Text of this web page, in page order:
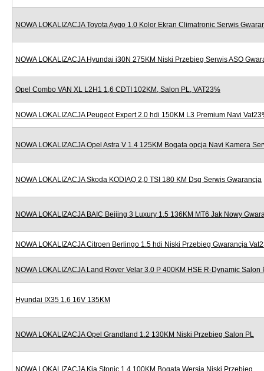
NOWA LOKALIZACJA Toyota Aygo 1.0 Kolor Ekran Climatronic Serwis
NOWA LOKALIZACJA Hyundai i30N 275KM Niski Przebieg Serwis ASO
Opel Combo VAN XL L2H1 1,6 CDTI 102KM, Salon PL, VAT23%
NOWA LOKALIZACJA Peugeot Expert 2.0 hdi 150KM L3 Premium Navi
NOWA LOKALIZACJA Opel Astra V 1.4 125KM Bogata opcja Navi Kamera
NOWA LOKALIZACJA Skoda KODIAQ 2,0 TSI 180 KM Dsg Serwis Gwarancja
NOWA LOKALIZACJA BAIC Beijing 3 Luxury 1.5 136KM MT6 Jak Nowy
NOWA LOKALIZACJA Citroen Berlingo 1.5 hdi Niski Przebieg Gwarancja
NOWA LOKALIZACJA Land Rover Velar 3.0 P 400KM HSE R-Dynamic Salon
Hyundai IX35 1,6 16V 135KM
NOWA LOKALIZACJA Opel Grandland 1.2 130KM Niski Przebieg Salon PL
NOWA LOKALIZACJA Kia Stonic 1.4 100KM Bogata Wersja Niski Przebieg